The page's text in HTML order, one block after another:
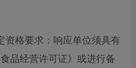
资格要求： 响应单位须具有
品经营许可证》或进行备